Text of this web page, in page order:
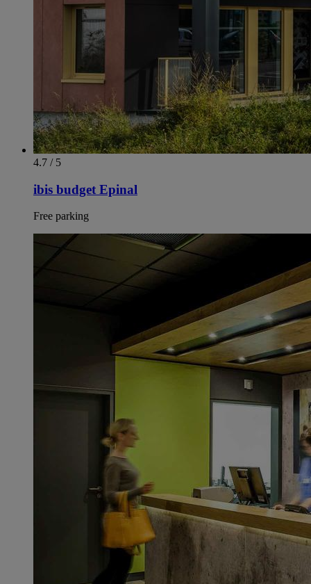
4.7 / 5
ibis budget Epinal
Free parking